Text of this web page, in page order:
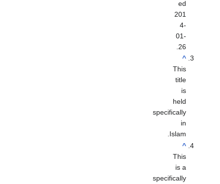
ed
201
4-
01-
26
^
This
title
is
held
specifically
in
Islam.
^
This
is a
specifically